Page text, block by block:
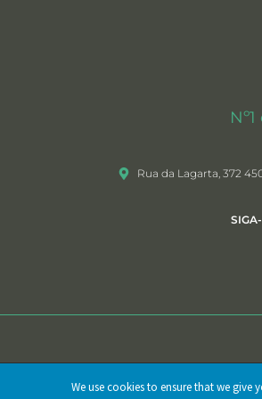
Rua da Lagarta, 372
Lda. Todos os direitos reservados
We use cookies to ensure that we give